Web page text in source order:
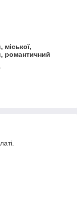
міської,
романтичний